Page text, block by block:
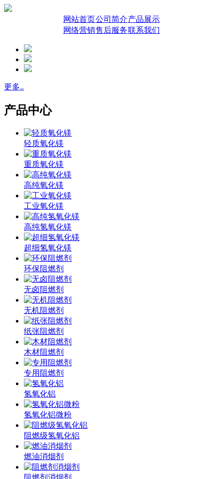
网站首页公司简介产品展示
网络营销售后服务联系我们
更多..
产品中心
轻质氧化镁
重质氧化镁
高纯氧化镁
工业氧化镁
高纯氢氧化镁
超细氢氧化镁
环保阻燃剂
无卤阻燃剂
无机阻燃剂
纸张阻燃剂
木材阻燃剂
专用阻燃剂
氢氧化铝
氢氧化铝微粉
阻燃级氢氧化铝
燃油消烟剂
阻燃剂消烟剂